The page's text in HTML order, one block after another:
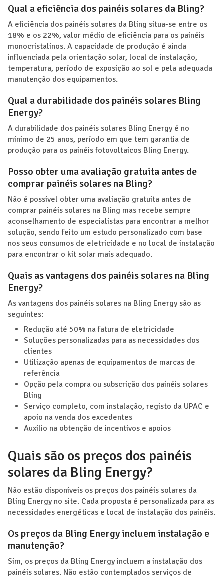
Qual a eficiência dos painéis solares da Bling?
A eficiência dos painéis solares da Bling situa-se entre os
18% e os 22%, valor médio de eficiência para os painéis
monocristalinos. A capacidade de produção é ainda
influenciada pela orientação solar, local de instalação,
temperatura, período de exposição ao sol e pela adequada
manutenção dos equipamentos.
Qual a durabilidade dos painéis solares Bling
Energy?
A durabilidade dos painéis solares Bling Energy é no
mínimo de 25 anos, período em que tem garantia de
produção para os painéis fotovoltaicos Bling Energy.
Posso obter uma avaliação gratuita antes de
comprar painéis solares na Bling?
Não é possível obter uma avaliação gratuita antes de
comprar painéis solares na Bling mas recebe sempre
aconselhamento de especialistas para encontrar a melhor
solução, sendo feito um estudo personalizado com base
nos seus consumos de eletricidade e no local de instalação
para encontrar o kit solar mais adequado.
Quais as vantagens dos painéis solares na Bling
Energy?
As vantagens dos painéis solares na Bling Energy são as
seguintes:
Redução até 50% na fatura de eletricidade
Soluções personalizadas para as necessidades dos
clientes
Utilização apenas de equipamentos de marcas de
referência
Opção pela compra ou subscrição dos painéis solares
Bling
Serviço completo, com instalação, registo da UPAC e
apoio na venda dos excedentes
Auxílio na obtenção de incentivos e apoios
Quais são os preços dos painéis
solares da Bling Energy?
Não estão disponíveis os preços dos painéis solares da
Bling Energy no site. Cada proposta é personalizada para as
necessidades energéticas e local de instalação dos painéis.
Os preços da Bling Energy incluem instalação e
manutenção?
Sim, os preços da Bling Energy incluem a instalação dos
painéis solares. Não estão contemplados serviços de